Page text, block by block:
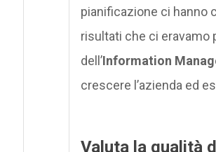
pianificazione ci hanno
risultati che ci eravamo
dell’Information
crescere l’azienda ed
Valuta la qualità